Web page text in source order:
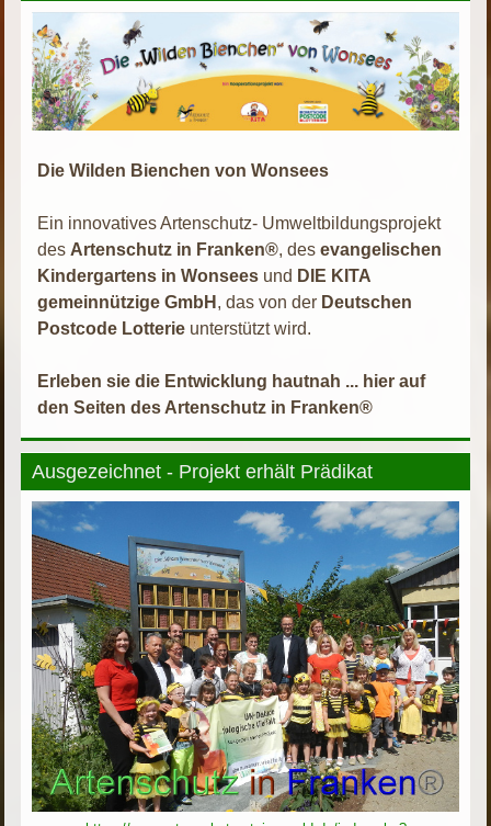
Die Wilden Bienchen von Wonsees
Ein innovatives Artenschutz- Umweltbildungsprojekt
des Artenschutz in Franken®, des evangelischen
Kindergartens in Wonsees und DIE KITA
gemeinnützige GmbH , das von der Deutschen
Postcode Lotterie unterstützt wird.
Erleben sie die Entwicklung hautnah ... hier auf
den Seiten des Artenschutz in Franken®
Ausgezeichnet - Projekt erhält Prädikat